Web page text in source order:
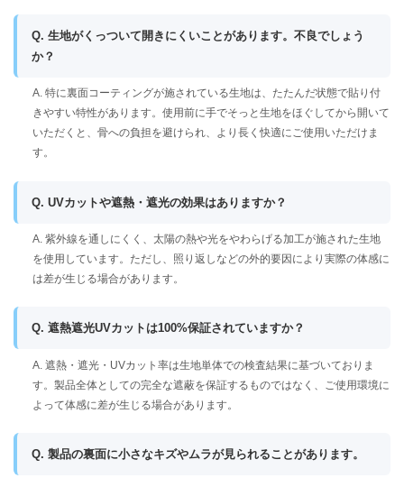
Q. 生地がくっついて開きにくいことがあります。不良でしょう
か？
A. 特に裏面コーティングが施されている生地は、たたんだ状態で貼り付
きやすい特性があります。使用前に手でそっと生地をほぐしてから開いて
いただくと、骨への負担を避けられ、より長く快適にご使用いただけま
す。
Q. UVカットや遮熱・遮光の効果はありますか？
A. 紫外線を通しにくく、太陽の熱や光をやわらげる加工が施された生地
を使用しています。ただし、照り返しなどの外的要因により実際の体感に
は差が生じる場合があります。
Q. 遮熱遮光UVカットは100%保証されていますか？
A. 遮熱・遮光・UVカット率は生地単体での検査結果に基づいておりま
す。製品全体としての完全な遮蔽を保証するものではなく、ご使用環境に
よって体感に差が生じる場合があります。
Q. 製品の裏面に小さなキズやムラが見られることがあります。